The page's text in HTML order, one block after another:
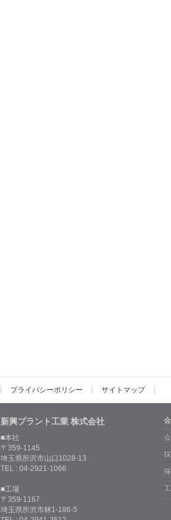
プライバシーポリシー サイトマップ
新興プラント工業 株式会社
■本社
〒359-1145
埼玉県所沢市山口1028-13
TEL : 04-2921-1066
■工場
〒359-1167
埼玉県所沢市林1-186-5